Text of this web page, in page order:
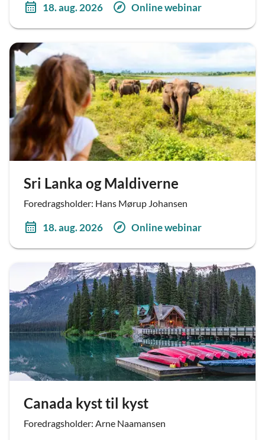
18. aug. 2026 Online webinar
Sri Lanka og Maldiverne
Foredragsholder: Hans Mørup Johansen
18. aug. 2026 Online webinar
Canada kyst til kyst
Foredragsholder: Arne Naamansen